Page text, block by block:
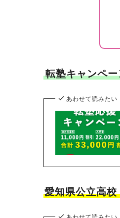
転塾キャンペ
あわせて読みたい
愛知県公立高